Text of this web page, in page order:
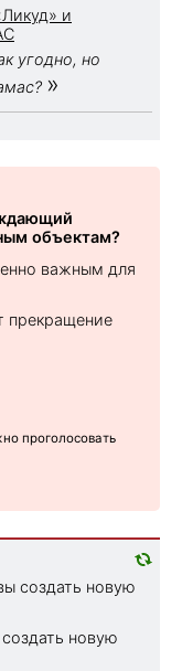
и
угодно, но
»
объектам?
важным для
прекращение
проголосовать
создать новую
новую